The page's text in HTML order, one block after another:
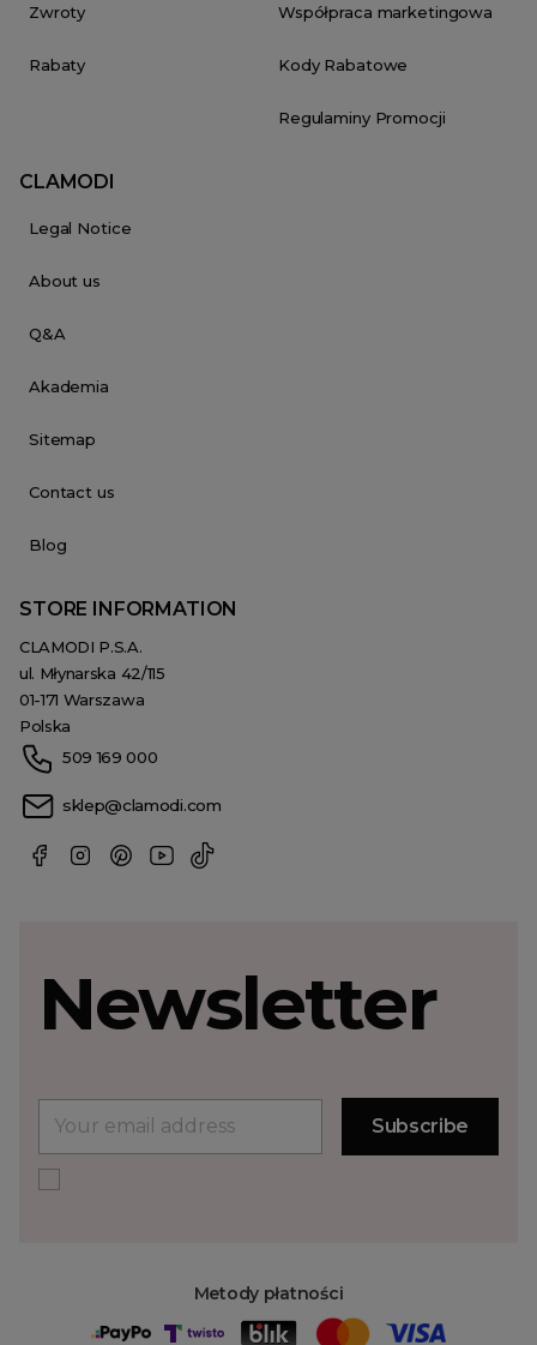
Zwroty
Rabaty
Współpraca marketingowa
Kody Rabatowe
Regulaminy Promocji
CLAMODI
Legal Notice
About us
Q&A
Akademia
Sitemap
Contact us
Blog
STORE INFORMATION
CLAMODI P.S.A.
ul. Młynarska 42/115
01-171 Warszawa
Polska
509 169 000
sklep@clamodi.com
Metody płatności
Newsletter